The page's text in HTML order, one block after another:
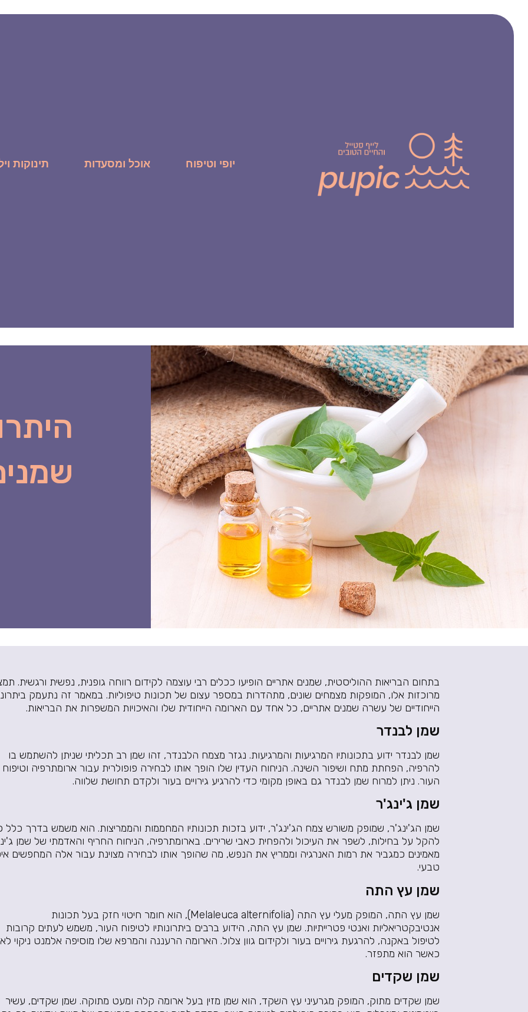
יופי וטיפוח אוכל ומסעדות תינוקות
בתחום הבריאות ההוליסטית, שמנים אתריים הופיעו ככלים רבי עוצמה לקידום רווחה גופנית, נפשית ורגשית.
מרוכזות אלו, המופקות מצמחים שונים, מתהדרות במספר עצום של תכונות טיפוליות. במאמר זה נתעמק
הייחודיים של עשרה שמנים אתריים, כל אחד עם הארומה הייחודית שלו והאיכויות המשפרות את הבריאות.
שמן לבנדר
שמן לבנדר ידוע בתכונותיו המרגיעות והמרגיעות. נגזר מצמח הלבנדר, זהו שמן רב תכליתי שניתן להשתמש בו
להרפיה, הפחתת מתח ושיפור השינה. הניחוח העדין שלו הופך אותו לבחירה פופולרית עבור ארומתרפיה וטיפוח
העור. ניתן למרוח שמן לבנדר גם באופן מקומי כדי להרגיע גירויים בעור ולקדם תחושת שלווה.
שמן ג'ינג'ר
שמן הג'ינג'ר, שמופק משורש צמח הג'ינג'ר, ידוע בזכות תכונותיו המחממות והממריצות. הוא משמש בדרך כלל
להקל על בחילות, לשפר את העיכול ולהפחית כאבי שרירים. בארומתרפיה, הניחוח החריף והאדמתי של שמן
מאמינים כמגביר את רמות האנרגיה וממריץ את הנפש, מה שהופך אותו לבחירה מצוינת עבור אלה המחפשים
טבעי.
שמן עץ התה
שמן עץ התה, המופק מעלי עץ התה (Melaleuca alternifolia), הוא חומר חיטוי חזק בעל תכונות
אנטיבקטריאליות ואנטי פטרייתיות. שמן עץ התה, הידוע ברבים ביתרונותיו לטיפוח העור, משמש לעתים קרובות
לטיפול באקנה, להרגעת גירויים בעור ולקידום גוון צלול. הארומה הרעננה והמרפא שלו מוסיפה אלמנט ניקוי
כאשר הוא מתפזר.
שמן שקדים
שמן שקדים מתוק, המופק מגרעיני עץ השקד, הוא שמן מזין בעל ארומה קלה ומעט מתוקה. שמן שקדים, עשיר